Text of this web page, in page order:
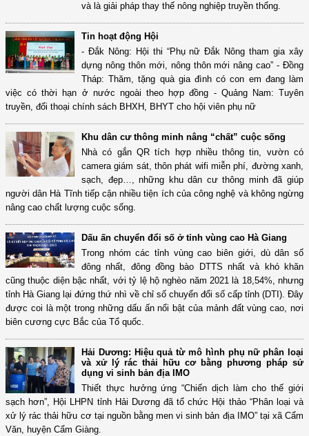
và là giải pháp thay thế nông nghiệp truyền thống.
Tin hoạt động Hội
- Đắk Nông: Hội thi “Phụ nữ Đắk Nông tham gia xây
dựng nông thôn mới, nông thôn mới nâng cao” - Đồng
Tháp: Thăm, tặng quà gia đình có con em đang làm
việc có thời hạn ở nước ngoài theo hợp đồng - Quảng Nam: Tuyên
truyền, đối thoại chính sách BHXH, BHYT cho hội viên phụ nữ
Khu dân cư thông minh nâng “chất” cuộc sống
Nhà có gắn QR tích hợp nhiều thông tin, vườn có
camera giám sát, thôn phát wifi miễn phí, đường xanh,
sạch, đẹp…, những khu dân cư thông minh đã giúp
người dân Hà Tĩnh tiếp cận nhiều tiện ích của công nghệ và không ngừng
nâng cao chất lượng cuộc sống.
Dấu ấn chuyển đổi số ở tỉnh vùng cao Hà Giang
Trong nhóm các tỉnh vùng cao biên giới, dù dân số
đông nhất, đông đồng bào DTTS nhất và khó khăn
cũng thuộc diện bậc nhất, với tỷ lệ hộ nghèo năm 2021 là 18,54%, nhưng
tỉnh Hà Giang lại đứng thứ nhì về chỉ số chuyển đổi số cấp tỉnh (DTI). Đây
được coi là một trong những dấu ấn nổi bật của mảnh đất vùng cao, nơi
biên cương cực Bắc của Tổ quốc.
Hải Dương: Hiệu quả từ mô hình phụ nữ phân loại
và xử lý rác thải hữu cơ bằng phương pháp sử
dụng vi sinh bản địa IMO
Thiết thực hưởng ứng “Chiến dịch làm cho thế giới
sạch hơn”, Hội LHPN tỉnh Hải Dương đã tổ chức Hội thảo “Phân loại và
xử lý rác thải hữu cơ tại nguồn bằng men vi sinh bản địa IMO” tại xã Cẩm
Văn, huyện Cẩm Giàng.